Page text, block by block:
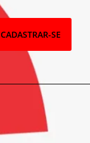
CADASTRAR-SE